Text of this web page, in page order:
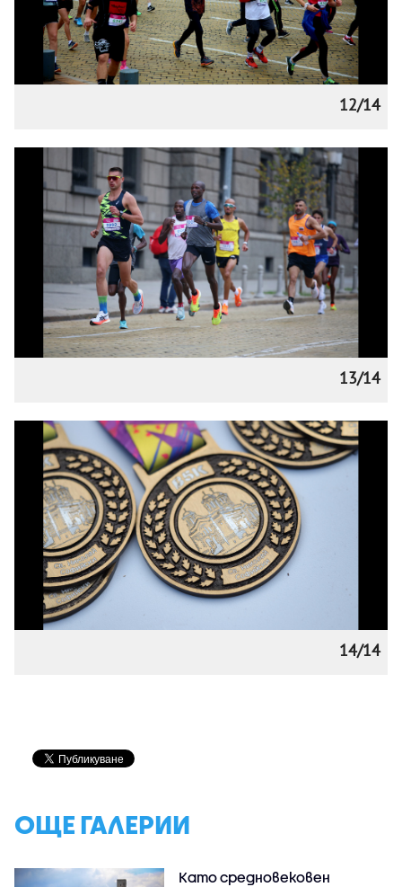
12/14
13/14
14/14
ОЩЕ ГАЛЕРИИ
Като средновековен